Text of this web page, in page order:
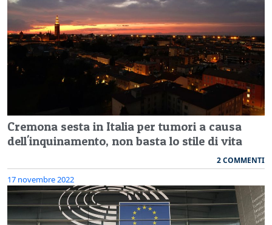
Cremona sesta in Italia per tumori a causa
dell'inquinamento, non basta lo stile di vita
2 COMMENTI
17 novembre 2022